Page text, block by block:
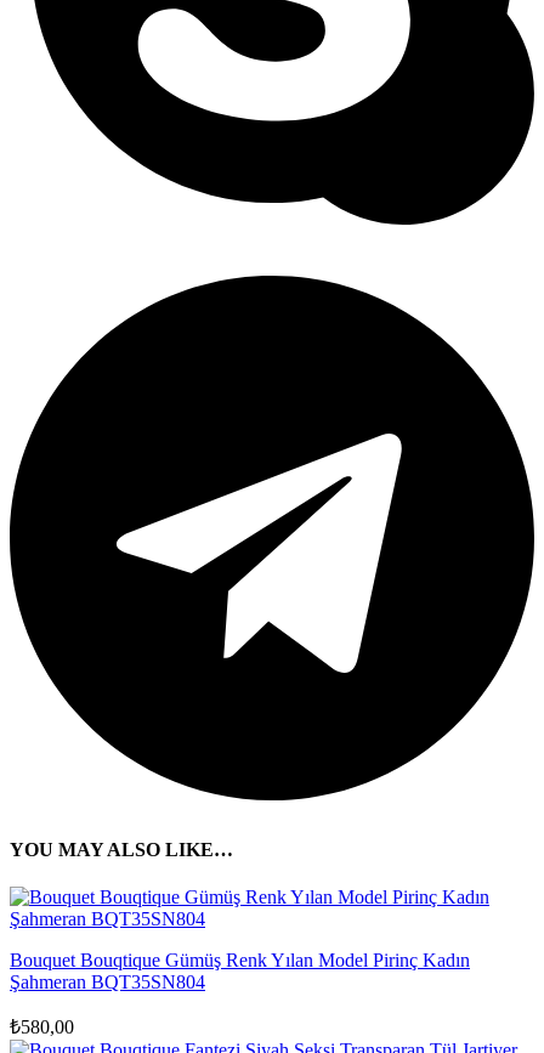
YOU MAY ALSO LIKE…
Bouquet Bouqtique Gümüş Renk Yılan Model Pirinç Kadın
Şahmeran BQT35SN804
₺580,00